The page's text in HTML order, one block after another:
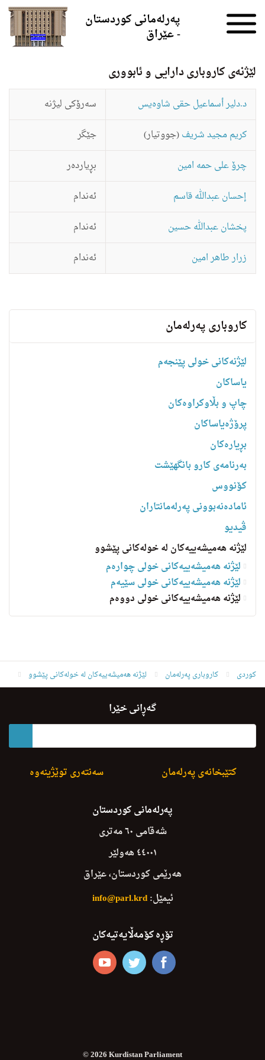
پەرلەمانی کوردستان
- عێراق
لێژنه‌ی كاروباری دارایی و ئابووری
د.دلیر أسماعیل حقی شاوه‌یس
سه‌رۆكی لیژنه‌
كریم مجید شریف(جووتیار)
جێگر
چرۆ علی حمه‌ امین
بڕیارده‌ر
إحسان عبدالله قاسم
ئه‌ندام
پخشان عبدالله‌ حسین
ئه‌ندام
زرار طاهر امین
ئه‌ندام
کاروباری پەرلەمان
لێژنەکانی خولی پێنجەم
یاساكان
چاپ و بڵاوکراوەکان
پرۆژەیاساکان
بڕیارەکان
به‌رنامه‌ى كارو بانگهێشت
کۆنووس
ئامادەنەبوونی پەرلەمانتاران
ڤیدیو
لێژنە هەمیشەییەکان لە خولەکانی پێشوو
لێژنه‌ هه‌میشه‌ییه‌کانی خولى چواره‌م
لێژنه‌ هه‌میشه‌ییه‌کانی خولى سێيه‌م
لێژنه‌ هه‌میشه‌ییه‌کانی خولی دووەم
کوردی کاروباری پەرلەمان لێژنە هەمیشەییەکان لە خولەکانی پێشوو
لێژنه‌ هه‌میشه‌ییه‌کانی خولی دووەم لێژنه‌ی كاروباری دارایی و ئابووریگەڕانی خێرا
سەنتەری توێژینەوە کتێبخانەی پەرلەمان
پەرلەمانی کوردستان
شەقامی ٦٠ مەتری
٤٤٠٠١ هەولێر
هەرێمی کوردستان، عێراق
ئیمێل:info@parl.krd
تۆڕە کۆمەڵایەتیەکان
© 2026 Kurdistan Parliament